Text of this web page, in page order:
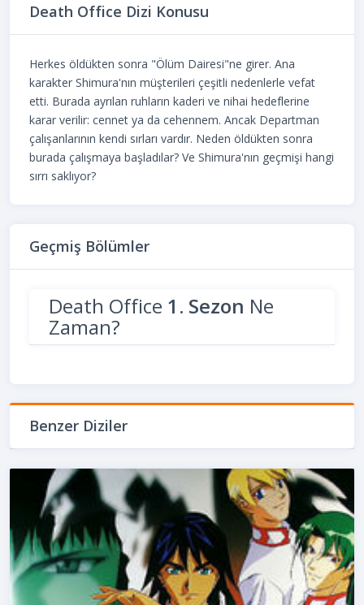
Death Office Dizi Konusu
Herkes öldükten sonra "Ölüm Dairesi"ne girer. Ana
karakter Shimura'nın müşterileri çeşitli nedenlerle vefat
etti. Burada ayrılan ruhların kaderi ve nihai hedeflerine
karar verilir: cennet ya da cehennem. Ancak Departman
çalışanlarının kendi sırları vardır. Neden öldükten sonra
burada çalışmaya başladılar? Ve Shimura'nın geçmişi hangi
sırrı saklıyor?
Geçmiş Bölümler
Death Office 1. Sezon Ne
Zaman?
Benzer Diziler